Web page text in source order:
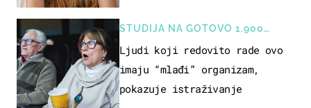
STUDIJA NA GOTOVO 1.900
OSOBA
Ljudi koji redovito rade ovo
imaju “mlađi” organizam,
pokazuje istraživanje